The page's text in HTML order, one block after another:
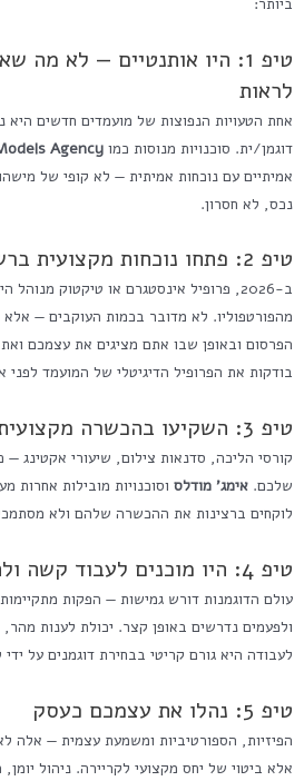
טיפ 1: היו אותנטיים — לא
לראות
אחת הטעויות הנפוצות של מועמדים חדשים היא
דוגמן/ית. סוכנויות מנוסות כמו Agency
אמיתיים עם נוכחות אמיתית — לא קופי של
נכס, לא חסרון.
טיפ 2: פתחו נוכחות מקצועית ברשתות החברתיות
ב-2026, פרופיל אינסטגרם או טיקטוק
מהפורטפוליו. לא מדובר בכמות העוקבים — אלא
הפרסום ובאופן שבו אתם מציגים את עצמכם ואת
בודקות את הפרופיל הדיגיטלי של המועמד לפני
טיפ 3: השקיעו בהכשרה מקצועית
קורסי הליכה, סדנאות צילום, שיעורי אקטינג —
שלכם. אימג' מודלס וסוכנויות מובילות
לוקחים ברצינות את ההכשרה שלהם ולא
טיפ 4: היו מוכנים לעבוד קשה ולהיות זמינים
עולם הדוגמנות דורש גמישות — הפקות
ולפעמים נדרשים באופן קצר. יכולת לענות מהר,
לעבודה היא גורם קריטי בבחירת דוגמנים על ידי
טיפ 5: נהלו את עצמכם כעסק
הפיזיות, הספורטיביות ומשמעת עצמית — אלה
אלא ביטוי של יחס מקצועי לקריירה. ניהול